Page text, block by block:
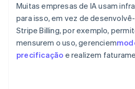
Muitas empresas de IA usam
para isso, em vez de
Stripe Billing, por exemplo,
mensurem o uso, gerenciem
precificação e realizem